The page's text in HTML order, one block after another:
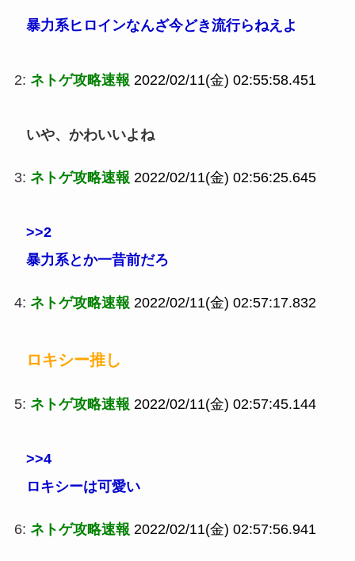
暴力系ヒロインなんざ今どき流行らねえよ
2: ネトゲ攻略速報 2022/02/11(金) 02:55:58.451
いや、かわいいよね
3: ネトゲ攻略速報 2022/02/11(金) 02:56:25.645
>>2
暴力系とか一昔前だろ
4: ネトゲ攻略速報 2022/02/11(金) 02:57:17.832
ロキシー推し
5: ネトゲ攻略速報 2022/02/11(金) 02:57:45.144
>>4
ロキシーは可愛い
6: ネトゲ攻略速報 2022/02/11(金) 02:57:56.941